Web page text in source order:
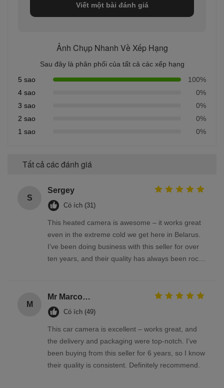
Viết một bài đánh giá
Ảnh Chụp Nhanh Về Xếp Hạng
Sau đây là phân phối của tất cả các xếp hạng
5 sao
100%
4 sao
0%
3 sao
0%
2 sao
0%
1 sao
0%
Tất cả các đánh giá
S
Sergey
Có ích (31)
This heated camera is awesome – it works great
even in the extreme cold we get here in Belarus.
I’ve been doing business with this seller for over
ten years, and their quality has always been rock-
M
Mr Marco Facchin
Có ích (49)
This car camera is excellent – works great, and
the delivery and packaging were top-notch. I’ve
been buying from this seller for 6 years, so I know
their quality is consistent. Definitely recommend.